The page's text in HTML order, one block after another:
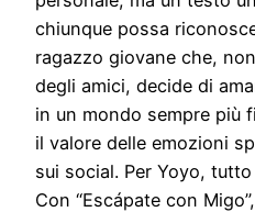
chiunque possa
ragazzo giovane che,
degli amici, decide di
in un mondo sempre più
il valore delle emozioni
sui social. Per Yoyo,
Con “Escápate con